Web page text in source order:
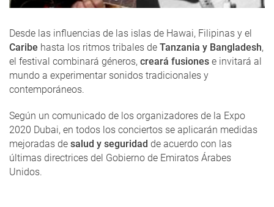
Desde las influencias de las islas de Hawai, Filipinas y el
Caribe hasta los ritmos tribales de Tanzania y Bangladesh,
el festival combinará géneros, creará fusiones e invitará al
mundo a experimentar sonidos tradicionales y
contemporáneos.
Según un comunicado de los organizadores de la Expo
2020 Dubai, en todos los conciertos se aplicarán medidas
mejoradas de salud y seguridad de acuerdo con las
últimas directrices del Gobierno de Emiratos Árabes
Unidos.